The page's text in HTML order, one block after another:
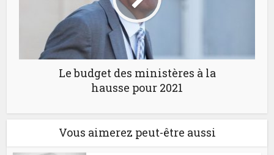
Le budget des ministères à la
hausse pour 2021
Vous aimerez peut-être aussi